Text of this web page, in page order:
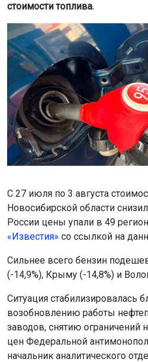
стоимости топлива.
С 27 июля по 3 августа
Новосибирской области
России цены упали в 49
«Известия» со ссылкой на
Сильнее всего бензин
(-14,9%), Крыму (-14,8%) и
Ситуация стабилизировалась
возобновлению работы
заводов, снятию ограничений
цен Федеральной
начальник аналитического